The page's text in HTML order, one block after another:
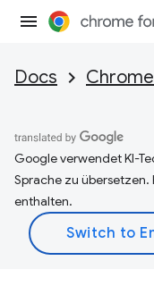
Docs
Google verwendet KI-
Sprache zu übersetzen.
enthalten.